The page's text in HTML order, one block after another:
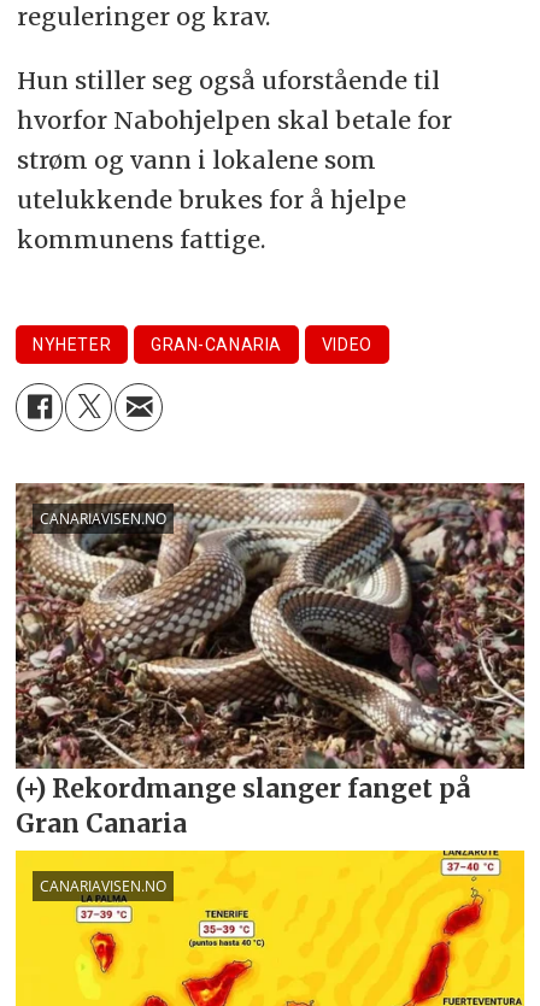
reguleringer og krav.
Hun stiller seg også uforstående til
hvorfor Nabohjelpen skal betale for
strøm og vann i lokalene som
utelukkende brukes for å hjelpe
kommunens fattige.
NYHETER GRAN-CANARIA VIDEO